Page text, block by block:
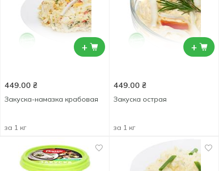
+
449.00 ₴
Закуска-намазка крабовая
за 1 кг
+
449.00 ₴
Закуска острая
за 1 кг